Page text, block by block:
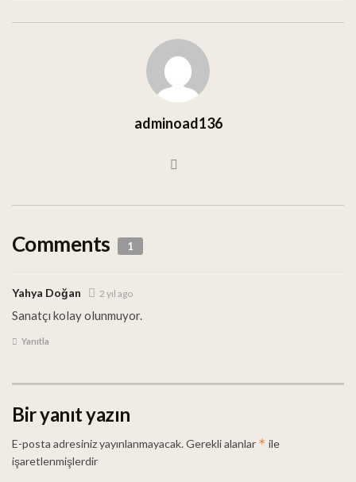
adminoad136
Comments 1
Yahya Doğan 2 yıl ago
Sanatçı kolay olunmuyor.
Yanıtla
Bir yanıt yazın
E-posta adresiniz yayınlanmayacak.Gerekli alanlar * ile
işaretlenmişlerdir